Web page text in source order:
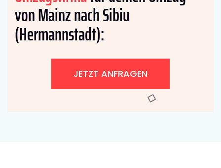
von Mainz nach Sibiu
(Hermannstadt):
JETZT ANFRAGEN